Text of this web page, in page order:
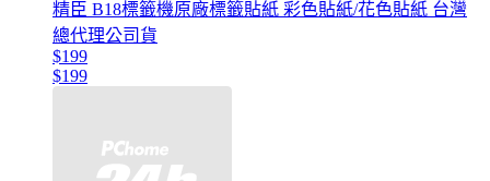
精臣 B18標籤機原廠標籤貼紙 彩色貼紙/花色貼紙 台灣
總代理公司貨
$199
$199